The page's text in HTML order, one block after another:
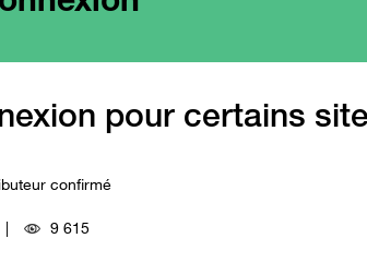
pour certains
confirmé
9 615